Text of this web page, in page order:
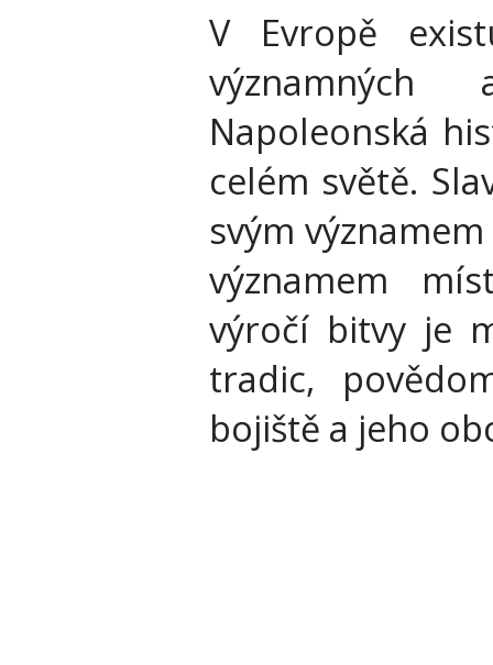
V Evropě
Napoleonská
celém světě.
svým
významem
výročí bitvy je
tradic,
bojiště a jeho